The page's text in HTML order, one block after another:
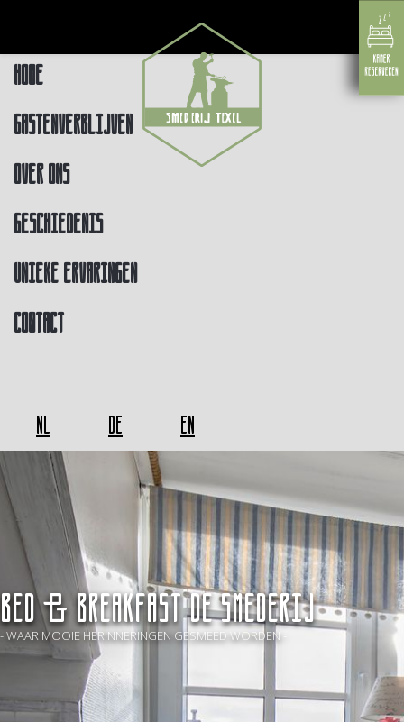
Home
Gastenverblijven
Over ons
Geschiedenis
Unieke ervaringen
Contact
NL DE EN
BED & BREAKFAST De Smederij
- WAAR MOOIE HERINNERINGEN GESMEED WORDEN -